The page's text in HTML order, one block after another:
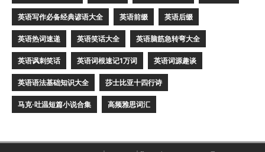
英语写作必备经典谚语大全 英语前缀 英语后缀
英语热词速递 英语笑话大全 英语脑筋急转弯大全
英语讽刺笑话 英语词根速记1万词 英语词源趣谈
英语语法基础知识大全 莎士比亚十四行诗
马克·吐温短篇小说合集 高频雅思词汇